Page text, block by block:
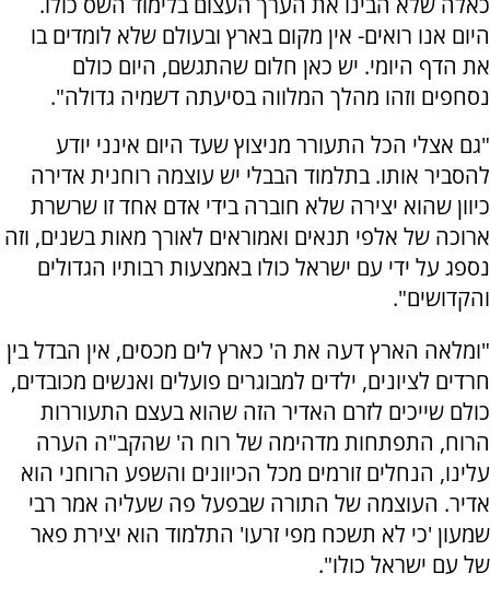
היום אנו רואים- אין מקום בארץ ובעולם שלא לומדים בו
את הדף היומי. יש כאן חלום שהתגשם, היום כולם
נסחפים וזהו מהלך המלווה בסיעתה דשמיה גדולה".
"גם אצלי הכל התעורר מניצוץ שעד היום אינני יודע
להסביר אותו. בתלמוד הבבלי יש עוצמה רוחנית אדירה
כיוון שהוא יצירה שלא חוברה בידי אדם אחד זו שרשרת
ארוכה של אלפי תנאים ואמוראים לאורך מאות בשנים, וזה
נספג על ידי עם ישראל כולו באמצעות רבותיו הגדולים
והקדושים".
"ומלאה הארץ דעה את ה' כארץ לים מכסים, אין הבדל בין
חרדים לציונים, ילדים למבוגרים פועלים ואנשים מכובדים,
כולם שייכים לזרם האדיר הזה שהוא בעצם התעוררות
הרוח, התפתחות מדהימה של רוח ה' שהקב"ה הערה
עלינו, הנחלים זורמים מכל הכיוונים והשפע הרוחני הוא
אדיר. העוצמה של התורה שבפעל פה שעליה אמר רבי
שמעון 'כי לא תשכח מפי זרעו' התלמוד הוא יצירת פאר
של עם ישראל כולו".